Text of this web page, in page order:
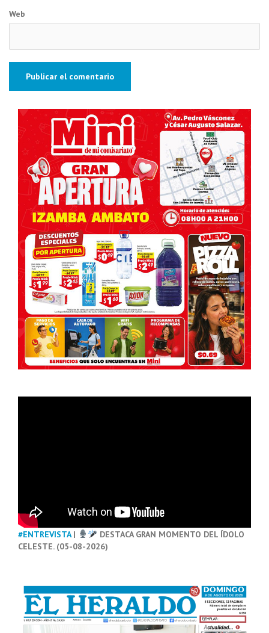
Web
#ENTREVISTA|
DESTACA GRAN MOMENTO DEL ÍDOLO
CELESTE. (05-08-2026)